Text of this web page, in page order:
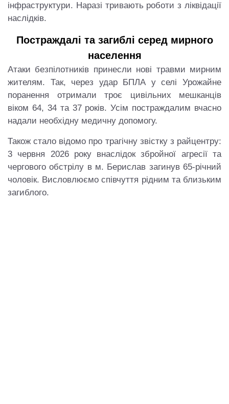
інфраструктури. Наразі тривають роботи з ліквідації
наслідків.
Постраждалі та загиблі серед мирного
населення
Атаки безпілотників принесли нові травми мирним
жителям. Так, через удар БПЛА у селі Урожайне
поранення отримали троє цивільних мешканців
віком 64, 34 та 37 років. Усім постраждалим вчасно
надали необхідну медичну допомогу.
Також стало відомо про трагічну звістку з райцентру:
3 червня 2026 року внаслідок збройної агресії та
чергового обстрілу в м. Берислав загинув 65-річний
чоловік. Висловлюємо співчуття рідним та близьким
загиблого.